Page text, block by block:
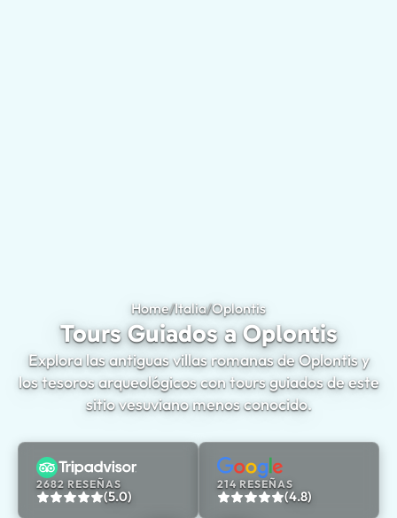
Home/Italia/OplontisTours Guiados a
Tours Guiados a Oplontis
Explora las antiguas villas romanas de Oplontis y
los tesoros arqueológicos con tours guiados de este
sitio vesuviano menos conocido.
2682 RESEÑAS
(5.0)
214 RESEÑAS
(4.8)